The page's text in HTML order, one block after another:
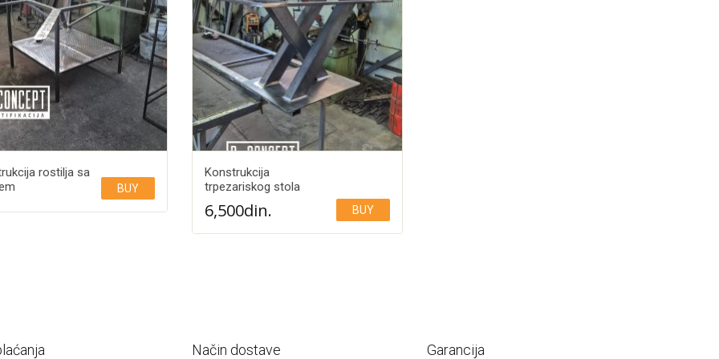
rostilja sa
BUY
Konstrukcija
trpezariskog stola
6,500din. BUY
Način dostave Garancija